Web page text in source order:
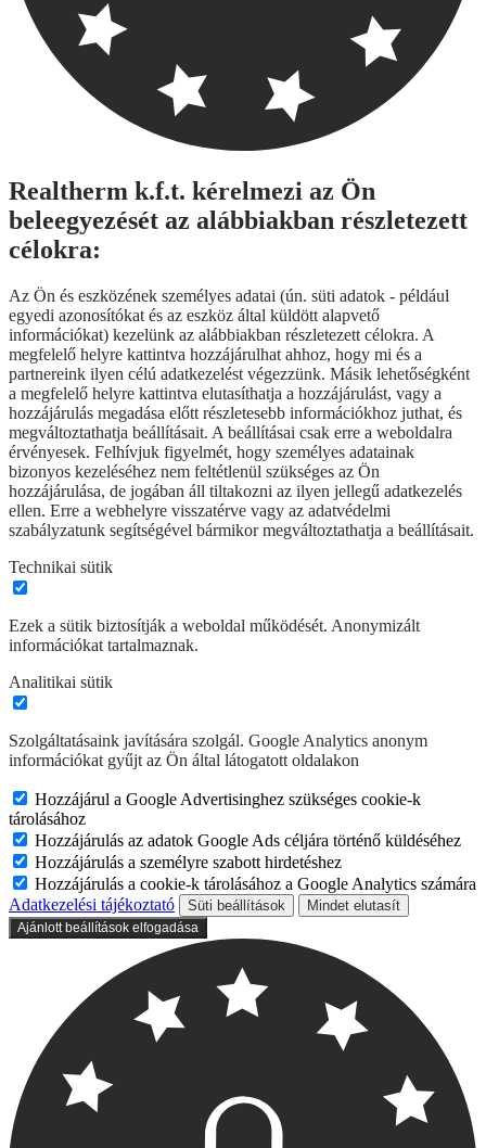
Realtherm k.f.t. kérelmezi az Ön
beleegyezését az alábbiakban részletezett
célokra:
Az Ön és eszközének személyes adatai (ún. süti adatok - például
egyedi azonosítókat és az eszköz által küldött alapvető
információkat) kezelünk az alábbiakban részletezett célokra. A
megfelelő helyre kattintva hozzájárulhat ahhoz, hogy mi és a
partnereink ilyen célú adatkezelést végezzünk. Másik lehetőségként
a megfelelő helyre kattintva elutasíthatja a hozzájárulást, vagy a
hozzájárulás megadása előtt részletesebb információkhoz juthat, és
megváltoztathatja beállításait. A beállításai csak erre a weboldalra
érvényesek. Felhívjuk figyelmét, hogy személyes adatainak
bizonyos kezeléséhez nem feltétlenül szükséges az Ön
hozzájárulása, de jogában áll tiltakozni az ilyen jellegű adatkezelés
ellen. Erre a webhelyre visszatérve vagy az adatvédelmi
szabályzatunk segítségével bármikor megváltoztathatja a beállításait.
Technikai sütik
Ezek a sütik biztosítják a weboldal működését. Anonymizált
információkat tartalmaznak.
Analitikai sütik
Szolgáltatásaink javítására szolgál. Google Analytics anonym
információkat gyűjt az Ön által látogatott oldalakon
Hozzájárul a Google Advertisinghez szükséges cookie-k
tárolásához
Hozzájárulás az adatok Google Ads céljára történő küldéséhez
Hozzájárulás a személyre szabott hirdetéshez
Hozzájárulás a cookie-k tárolásához a Google Analytics számára
Adatkezelési tájékoztató
Süti beállítások Mindet elutasít
Ajánlott beállítások elfogadása